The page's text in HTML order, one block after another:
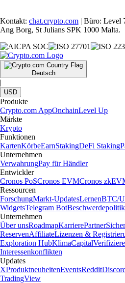
Kontakt: chat.crypto.com | Büro: Level
Ang Borg, St Julians SPK 1000 Malta.
Deutsch
|
USD
Produkte
Crypto.com AppOnchainLevel Up
Märkte
Krypto
Funktionen
KartenKörbeEarnStakingDeFi Staking
Unternehmen
VerwahrungPay für Händler
Entwickler
Cronos PoSCronos EVMCronos
Ressourcen
ForschungMarkt-UpdatesLernenBTC/
WidgetsTelegram BotBeschwerdepolitik
Unternehmen
Über unsRoadmapKarrierePartner
ReservenAffiliateLizenzen &
Exploration HubKlimaCapital
Interessenkonflikten
Updates
XProduktneuheitenEventsReddit
TradingView